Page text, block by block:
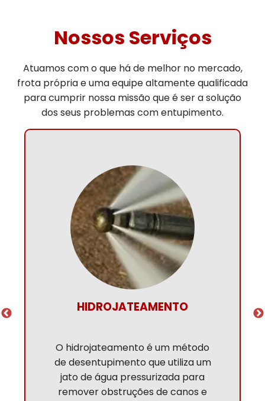
Nossos Serviços
Atuamos com o que há de melhor no mercado,
frota própria e uma equipe altamente qualificada
para cumprir nossa missão que é ser a solução
dos seus problemas com entupimento.
LIMPEZA DE CAIXA DE
A limpeza de caixa de gordura é um
procedimento de manutenção que
deve ser realizado periodicamente.